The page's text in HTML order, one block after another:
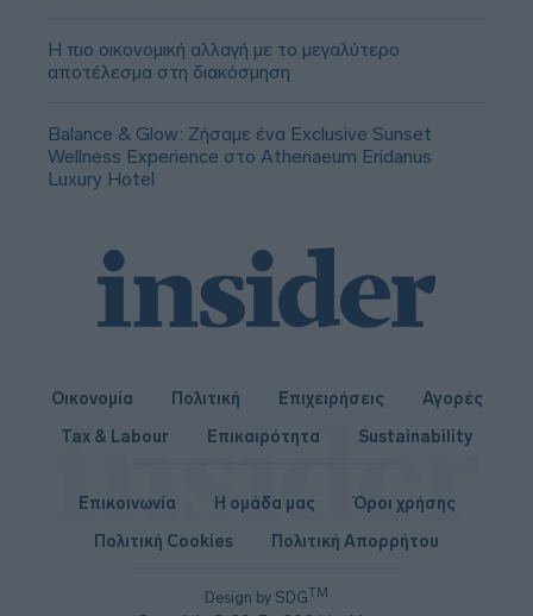
Η πιο οικονομική αλλαγή με το μεγαλύτερο
αποτέλεσμα στη διακόσμηση
Balance & Glow: Ζήσαμε ένα Exclusive Sunset
Wellness Experience στο Athenaeum Eridanus
Luxury Hotel
Οικονομία Πολιτική Επιχειρήσεις
Αγορές
Tax & Labour
Επικαιρότητα Sustainability
Design by SDGTM
Επικοινωνία Η ομάδα μας
Όροι χρήσης
Πολιτική Cookies
Πολιτική Απορρήτου